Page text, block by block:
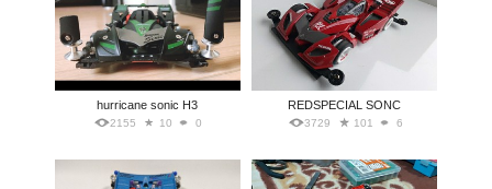
hurricane sonic H3
2155 10 0
REDSPECIAL SONC
3729 101 6